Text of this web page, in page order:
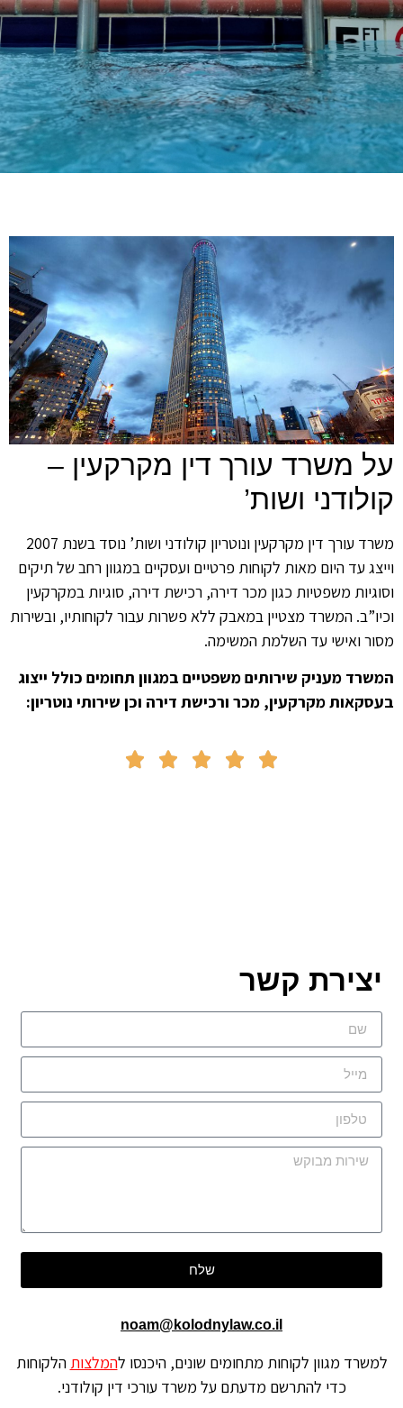
על משרד עורך דין מקרקעין –
קולודני ושות’
משרד עורך דין מקרקעין ונוטריון קולודני ושות’ נוסד בשנת 2007
וייצג עד היום מאות לקוחות פרטיים ועסקיים במגוון רחב של תיקים
וסוגיות משפטיות כגון מכר דירה, רכישת דירה, סוגיות במקרקעין
וכיו”ב. המשרד מצטיין במאבק ללא פשרות עבור לקוחותיו, ובשירות
מסור ואישי עד השלמת המשימה.
המשרד מעניק שירותים משפטיים במגוון תחומים כולל ייצוג
בעסקאות מקרקעין, מכר ורכישת דירה וכן שירותי נוטריון:





יצירת קשר
שלח
noam@kolodnylaw.co.il
למשרד מגוון לקוחות מתחומים שונים, היכנסו להמלצות הלקוחות
כדי להתרשם מדעתם על משרד עורכי דין קולודני.